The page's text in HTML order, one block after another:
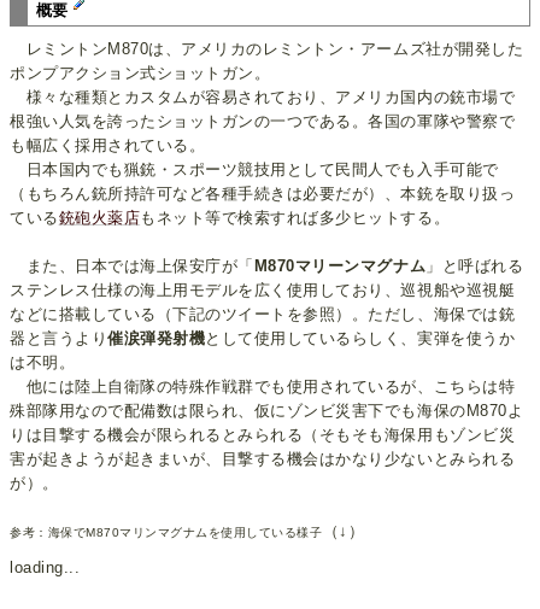
概要
レミントンM870は、アメリカのレミントン・アームズ社が開発した
ポンプアクション式ショットガン。
様々な種類とカスタムが容易されており、アメリカ国内の銃市場で
根強い人気を誇ったショットガンの一つである。各国の軍隊や警察で
も幅広く採用されている。
日本国内でも猟銃・スポーツ競技用として民間人でも入手可能で
（もちろん銃所持許可など各種手続きは必要だが）、本銃を取り扱っ
ている銃砲火薬店もネット等で検索すれば多少ヒットする。
また、日本では海上保安庁が「 M870マリーンマグナム 」と呼ばれる
ステンレス仕様の海上用モデルを広く使用しており、巡視船や巡視艇
などに搭載している（下記のツイートを参照）。ただし、海保では銃
器と言うより催涙弾発射機として使用しているらしく、実弾を使うか
は不明。
他には陸上自衛隊の特殊作戦群でも使用されているが、こちらは特
殊部隊用なので配備数は限られ、仮にゾンビ災害下でも海保のM870よ
りは目撃する機会が限られるとみられる（そもそも海保用もゾンビ災
害が起きようが起きまいが、目撃する機会はかなり少ないとみられる
が）。
参考：海保でM870マリンマグナムを使用している様子
（↓）
loading...